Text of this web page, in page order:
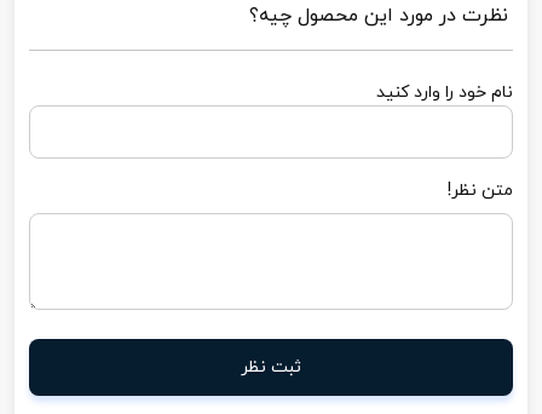
نظرت در مورد این محصول چیه؟
نام خود را وارد کنید
متن نظر!
ثبت نظر